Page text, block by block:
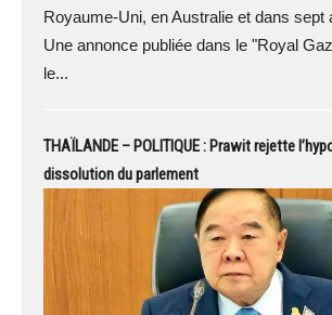
Royaume-Uni, en Australie et dans sept
Une annonce publiée dans le "Royal
le...
THAÏLANDE – POLITIQUE : Prawit rejette
dissolution du parlement